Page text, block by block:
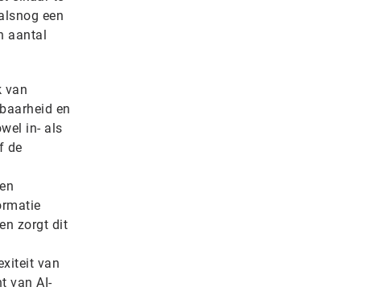
een
aantal
van
en
in- als
de
zorgt dit
van
van AI-